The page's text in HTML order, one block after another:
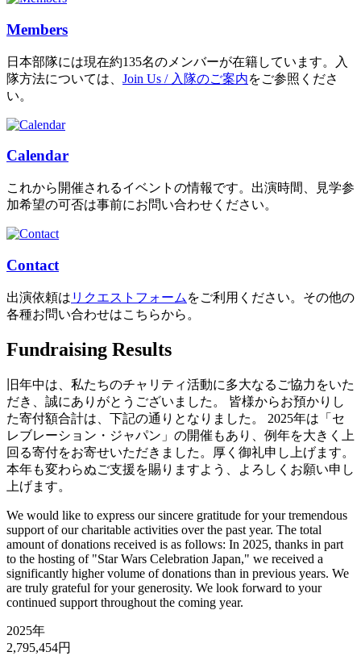
Members
日本部隊には現在約135名のメンバーが在籍しています。入
隊方法については、 Join Us / 入隊のご案内をご参照くださ
い。
Calendar
これから開催されるイベントの情報です。出演時間、見学参
加希望の可否は事前にお問い合わせください。
Contact
出演依頼は リクエストフォーム をご利用ください。その他の
各種お問い合わせはこちらから。
Fundraising Results
旧年中は、私たちのチャリティ活動に多大なるご協力をいた
だき、誠にありがとうございました。 皆様からお預かりし
た寄付額合計は、下記の通りとなりました。 2025年は「セ
レブレーション・ジャパン」の開催もあり、例年を大きく上
回る寄付をお寄せいただきました。厚く御礼申し上げます。
本年も変わらぬご支援を賜りますよう、よろしくお願い申し
上げます。
We would like to express our sincere gratitude for your tremendous
support of our charitable activities over the past year. The total
amount of donations received is as follows: In 2025, thanks in part
to the hosting of "Star Wars Celebration Japan," we received a
significantly higher volume of donations than in previous years. We
are truly grateful for your generosity. We look forward to your
continued support throughout the coming year.
2025年
2,795,454円